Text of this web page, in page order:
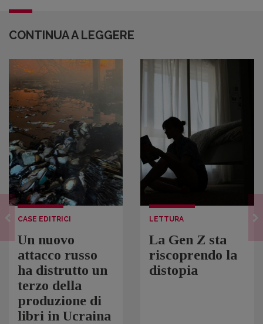
CONTINUA A LEGGERE
CASE EDITRICI
Un nuovo
attacco russo
ha distrutto un
terzo della
produzione di
libri in Ucraina
LETTURA
La Gen Z sta
riscoprendo la
distopia